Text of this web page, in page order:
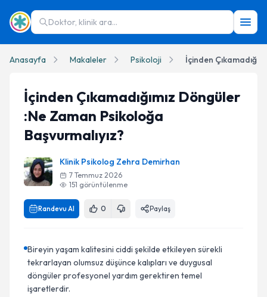
Doktor, klinik ara...
Anasayfa Makaleler Psikoloji
İçinden Çıkamadığımız Döngüler
:Ne Zaman Psikoloğa
Başvurmalıyız?
Klinik Psikolog Zehra Demirhan
7 Temmuz 2026
151 görüntülenme
Randevu Al 0 Paylaş
Bireyin yaşam kalitesini ciddi şekilde etkileyen sürekli
tekrarlayan olumsuz düşünce kalıpları ve duygusal
döngüler profesyonel yardım gerektiren temel
işaretlerdir.